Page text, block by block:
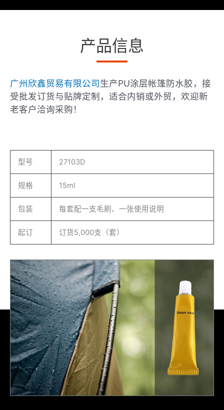
产品信息
广州欣鑫贸易有限公司生产PU涂层帐篷防水胶，接
受批发订货与贴牌定制，适合内销或外贸，欢迎新
老客户洽询采购！
型号 27103D
规格 15ml
包装 每套配一支毛刷、一张使用说明
起订 订货5,000支（套）